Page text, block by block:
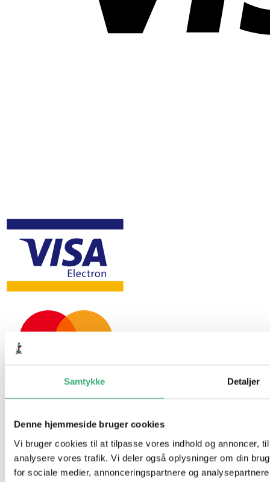
Samtykke Detaljer
Denne hjemmeside bruger cookies
Vi bruger cookies til at tilpasse vores indhold og annoncer,
analysere vores trafik. Vi deler også oplysninger om din
for sociale medier, annonceringspartnere og
Hvem er vi